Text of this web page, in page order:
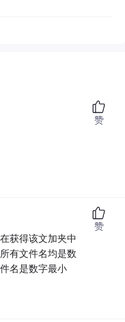
赞
获得该文加夹中
有文件名均是数
名是数字最小
赞